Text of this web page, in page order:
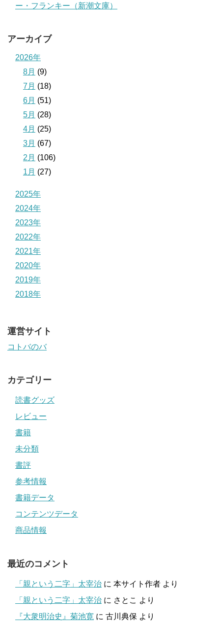
ー・フランキー（新潮文庫）
アーカイブ
2026年
8月 (9)
7月 (18)
6月 (51)
5月 (28)
4月 (25)
3月 (67)
2月 (106)
1月 (27)
2025年
2024年
2023年
2022年
2021年
2020年
2019年
2018年
運営サイト
コトバのバ
カテゴリー
読書グッズ
レビュー
書籍
未分類
書評
参考情報
書籍データ
コンテンツデータ
商品情報
最近のコメント
「親という二字」太宰治 に 本サイト作者 より
「親という二字」太宰治 に さとこ より
『大衆明治史』菊池寛 に 古川典保 より